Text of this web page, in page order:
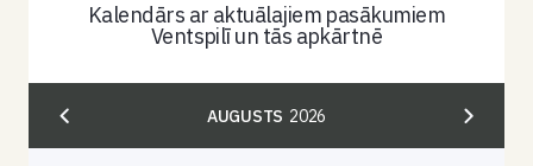
Kalendārs ar aktuālajiem pasākumiem
Ventspilī un tās apkārtnē
AUGUSTS 2026